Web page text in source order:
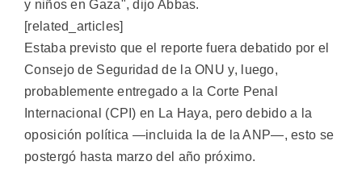
y niños en Gaza", dijo Abbas.
[related_articles]
Estaba previsto que el reporte fuera debatido por el
Consejo de Seguridad de la ONU y, luego,
probablemente entregado a la Corte Penal
Internacional (CPI) en La Haya, pero debido a la
oposición política —incluida la de la ANP—, esto se
postergó hasta marzo del año próximo.